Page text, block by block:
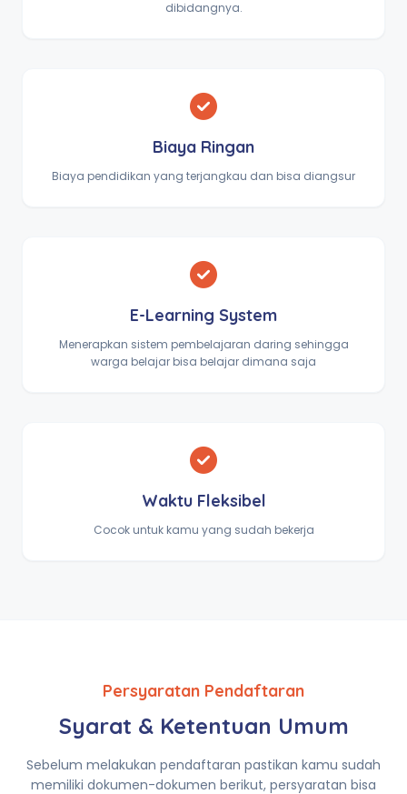
dibidangnya.
Biaya Ringan
Biaya pendidikan yang terjangkau dan bisa diangsur
E-Learning System
Menerapkan sistem pembelajaran daring sehingga
warga belajar bisa belajar dimana saja
Waktu Fleksibel
Cocok untuk kamu yang sudah bekerja
Persyaratan Pendaftaran
Syarat & Ketentuan Umum
Sebelum melakukan pendaftaran pastikan kamu sudah
memiliki dokumen-dokumen berikut, persyaratan bisa